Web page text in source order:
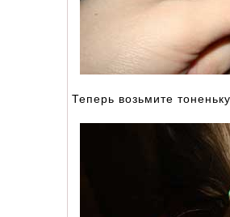
Теперь возьмите